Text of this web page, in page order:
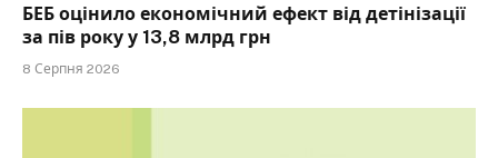
БЕБ оцінило економічний ефект від детінізації
за пів року у 13,8 млрд грн
8 Серпня 2026